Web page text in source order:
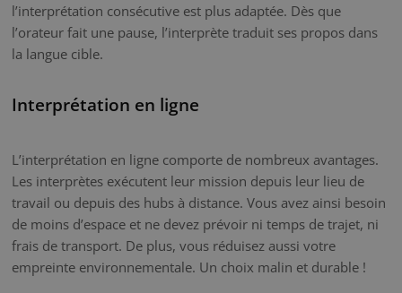
l’interprétation consécutive est plus adaptée. Dès que
l’orateur fait une pause, l’interprète traduit ses propos dans
la langue cible.
Interprétation en ligne
L’interprétation en ligne comporte de nombreux avantages.
Les interprètes exécutent leur mission depuis leur lieu de
travail ou depuis des hubs à distance. Vous avez ainsi besoin
de moins d’espace et ne devez prévoir ni temps de trajet, ni
frais de transport. De plus, vous réduisez aussi votre
empreinte environnementale. Un choix malin et durable !